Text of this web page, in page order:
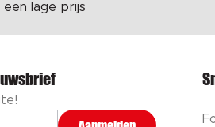
lage prijs